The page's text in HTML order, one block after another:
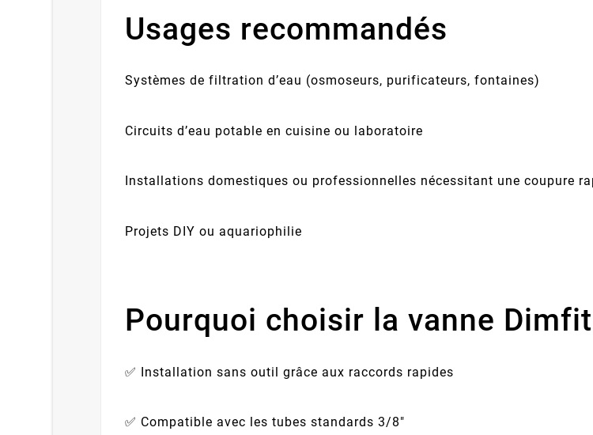
Usages recommandés
Systèmes de filtration d’eau (osmoseurs, purificateurs, fontaines)
Circuits d’eau potable en cuisine ou laboratoire
Installations domestiques ou professionnelles nécessitant une coupure
Projets DIY ou aquariophilie
Pourquoi choisir la vanne
✅ Installation sans outil grâce aux raccords rapides
✅ Compatible avec les tubes standards 3/8"